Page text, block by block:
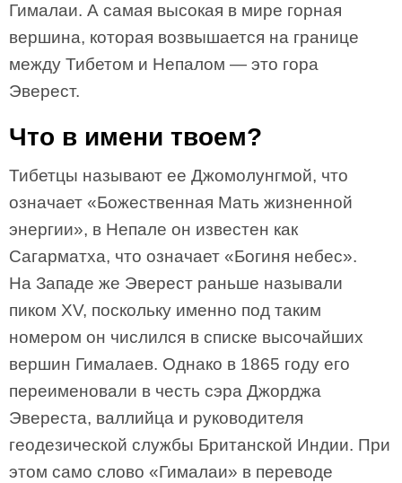
Гималаи. А самая высокая в мире горная
вершина, которая возвышается на границе
между Тибетом и Непалом — это гора
Эверест.
Что в имени твоем?
Тибетцы называют ее Джомолунгмой, что
означает «Божественная Мать жизненной
энергии», в Непале он известен как
Сагарматха, что означает «Богиня небес».
На Западе же Эверест раньше называли
пиком XV, поскольку именно под таким
номером он числился в списке высочайших
вершин Гималаев. Однако в 1865 году его
переименовали в честь сэра Джорджа
Эвереста, валлийца и руководителя
геодезической службы Британской Индии. При
этом само слово «Гималаи» в переводе